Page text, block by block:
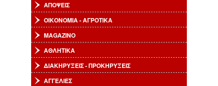
ΑΠΟΨΕΙΣ
ΟΙΚΟΝΟΜΙΑ - ΑΓΡΟΤΙΚΑ
MAGAZINO
ΑΘΛΗΤΙΚΑ
ΔΙΑΚΗΡΥΞΕΙΣ - ΠΡΟΚΗΡΥΞΕΙΣ
ΑΓΓΕΛΙΕΣ